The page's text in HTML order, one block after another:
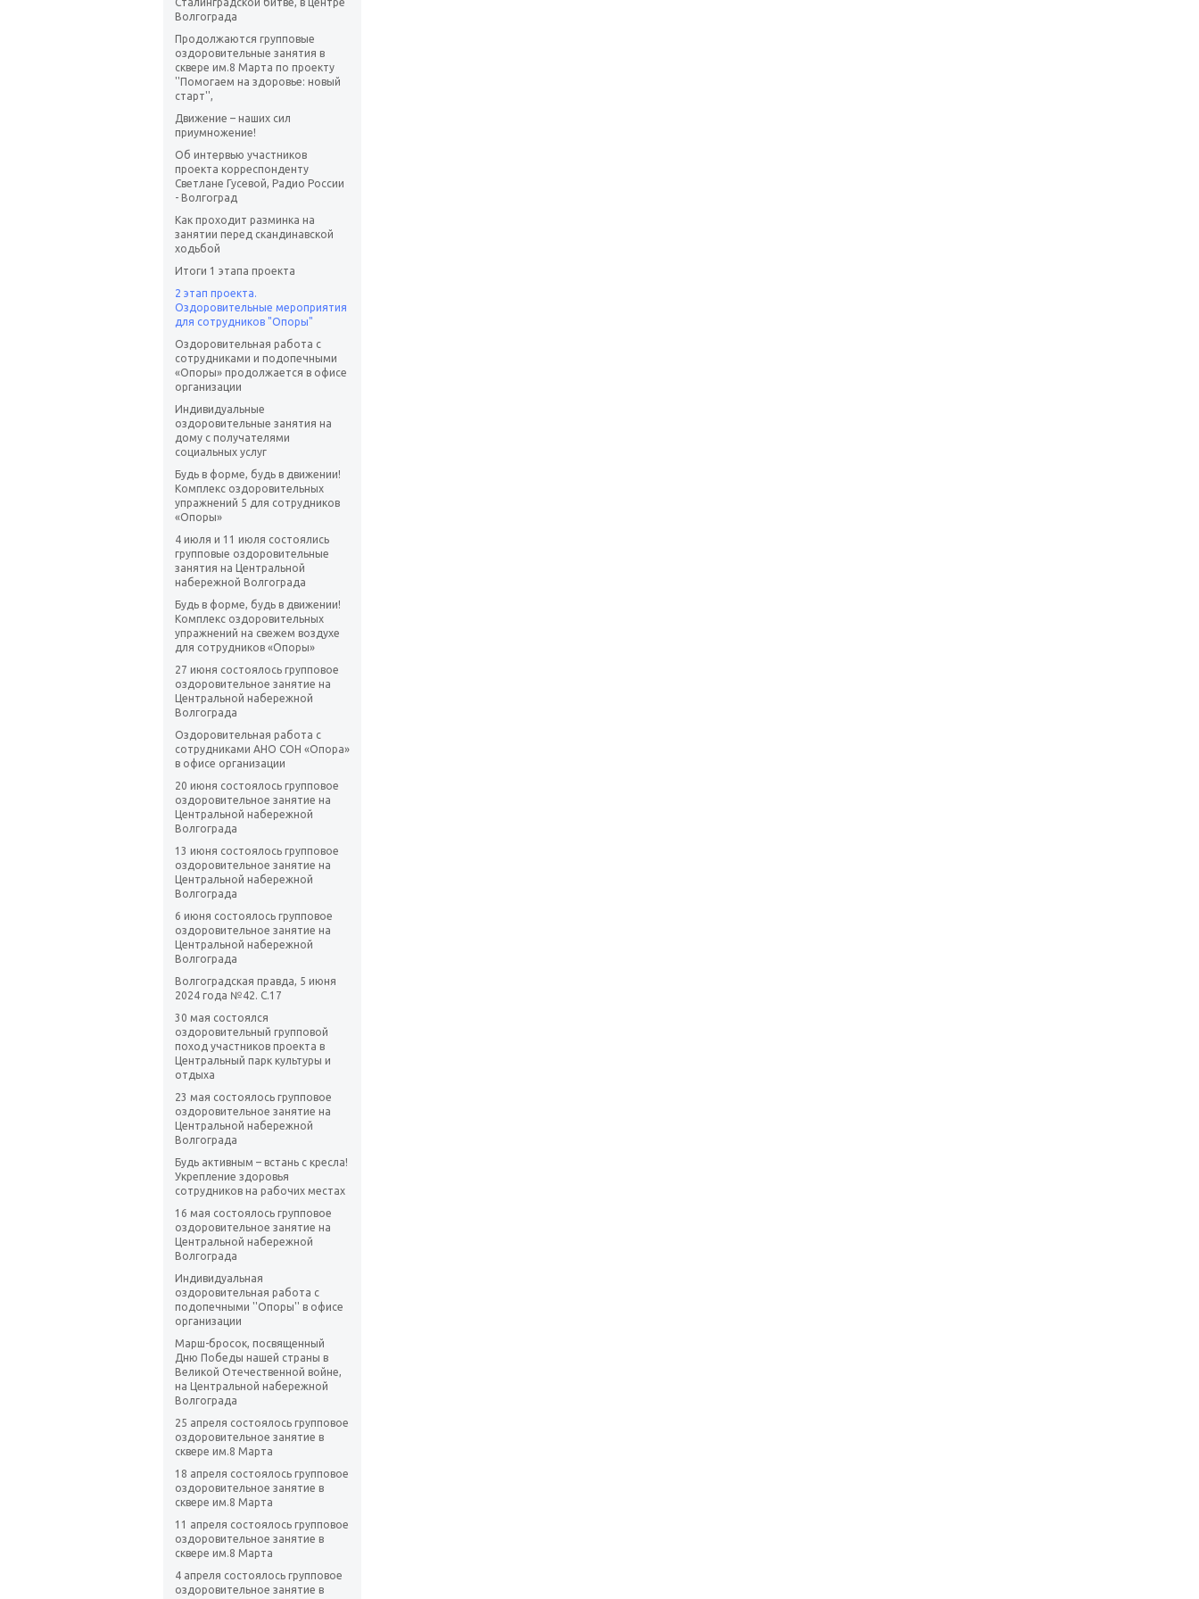
Сталинградской битве, в центре
Волгограда
Продолжаются групповые
оздоровительные занятия в
сквере им.8 Марта по проекту
''Помогаем на здоровье: новый
старт'',
Движение – наших сил
приумножение!
Об интервью участников
проекта корреспонденту
Светлане Гусевой, Радио России
- Волгоград
Как проходит разминка на
занятии перед скандинавской
ходьбой
Итоги 1 этапа проекта
2 этап проекта.
Оздоровительные мероприятия
для сотрудников "Опоры"
Оздоровительная работа с
сотрудниками и подопечными
«Опоры» продолжается в офисе
организации
Индивидуальные
оздоровительные занятия на
дому с получателями
социальных услуг
Будь в форме, будь в движении!
Комплекс оздоровительных
упражнений 5 для сотрудников
«Опоры»
4 июля и 11 июля состоялись
групповые оздоровительные
занятия на Центральной
набережной Волгограда
Будь в форме, будь в движении!
Комплекс оздоровительных
упражнений на свежем воздухе
для сотрудников «Опоры»
27 июня состоялось групповое
оздоровительное занятие на
Центральной набережной
Волгограда
Оздоровительная работа с
сотрудниками АНО СОН «Опора»
в офисе организации
20 июня состоялось групповое
оздоровительное занятие на
Центральной набережной
Волгограда
13 июня состоялось групповое
оздоровительное занятие на
Центральной набережной
Волгограда
6 июня состоялось групповое
оздоровительное занятие на
Центральной набережной
Волгограда
Волгоградская правда, 5 июня
2024 года №42. С.17
30 мая состоялся
оздоровительный групповой
поход участников проекта в
Центральный парк культуры и
отдыха
23 мая состоялось групповое
оздоровительное занятие на
Центральной набережной
Волгограда
Будь активным – встань с кресла!
Укрепление здоровья
сотрудников на рабочих местах
16 мая состоялось групповое
оздоровительное занятие на
Центральной набережной
Волгограда
Индивидуальная
оздоровительная работа с
подопечными ''Опоры'' в офисе
организации
Марш-бросок, посвященный
Дню Победы нашей страны в
Великой Отечественной войне,
на Центральной набережной
Волгограда
25 апреля состоялось групповое
оздоровительное занятие в
сквере им.8 Марта
18 апреля состоялось групповое
оздоровительное занятие в
сквере им.8 Марта
11 апреля состоялось групповое
оздоровительное занятие в
сквере им.8 Марта
4 апреля состоялось групповое
оздоровительное занятие в